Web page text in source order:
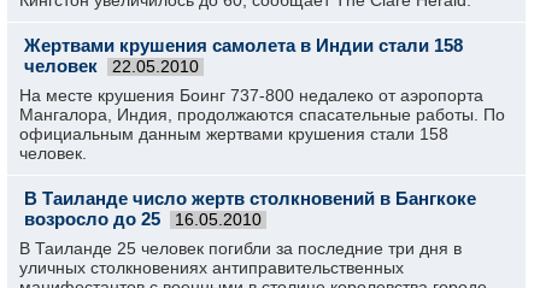
Жертвами крушения самолета в Индии стали 158
человек
22.05.2010
На месте крушения Боинг 737-800 недалеко от аэропорта
Мангалора, Индия, продолжаются спасательные работы. По
официальным данным жертвами крушения стали 158
человек.
В Таиланде число жертв столкновений в Бангкоке
возросло до 25
16.05.2010
В Таиланде 25 человек погибли за последние три дня в
уличных столкновениях антиправительственных